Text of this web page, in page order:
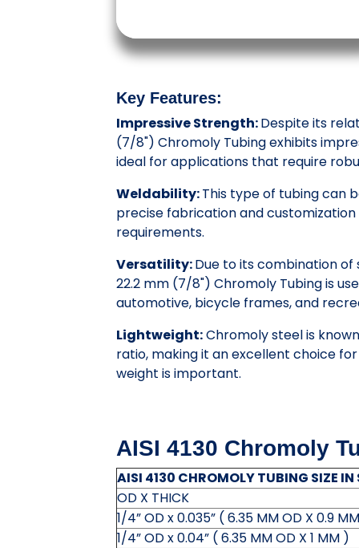
Key Features:
Impressive Strength:Despite its
(7/8") Chromoly Tubing exhibits
ideal for applications that require
Weldability:This type of tubing can
precise fabrication and
requirements.
Versatility:Due to its combination
22.2 mm (7/8") Chromoly Tubing is
automotive, bicycle frames, and
Lightweight:Chromoly steel is
ratio, making it an excellent choice
weight is important.
AISI 4130 Chromoly
AISI 4130 CHROMOLY TUBING SIZE IN
OD X THICK
1/4” OD x 0.035” ( 6.35 MM OD X 0.9
1/4” OD x 0.04” ( 6.35 MM OD X 1 MM )